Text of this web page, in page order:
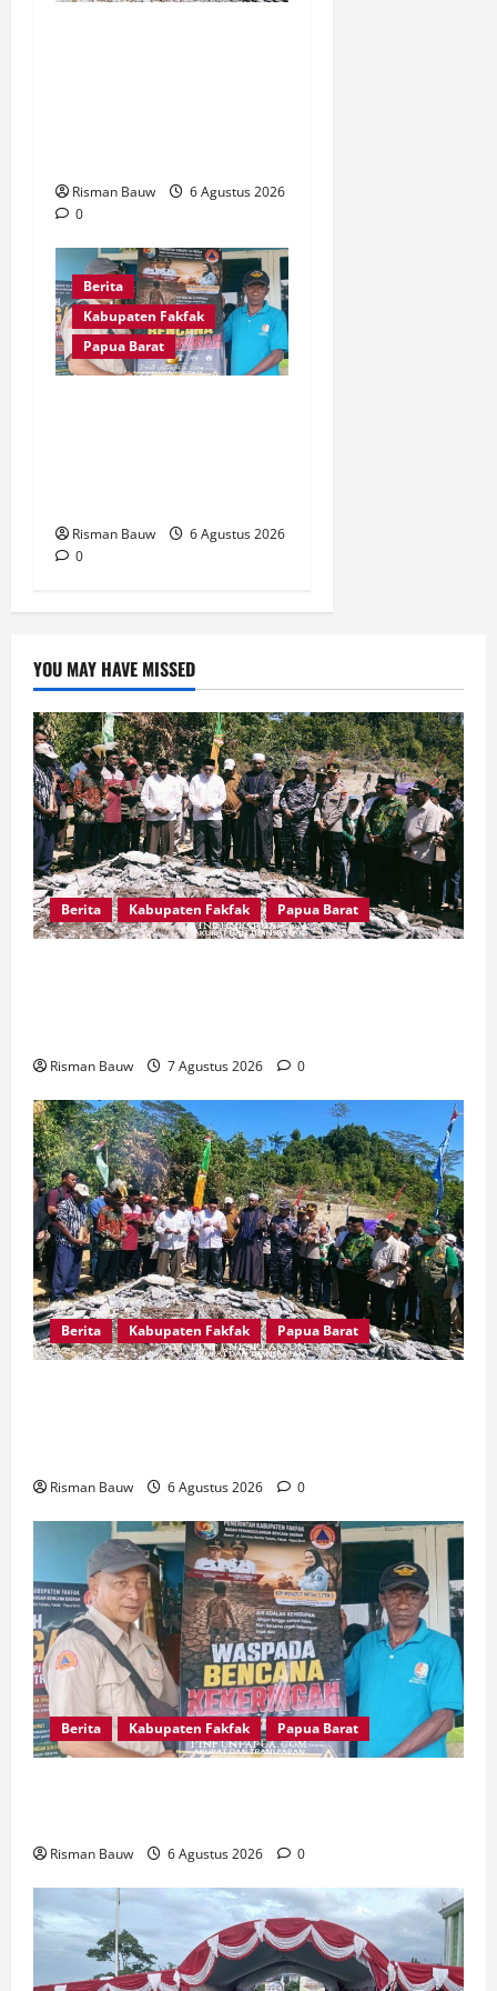
Risman Bauw
6 Agustus 2026
0
Berita
Kabupaten Fakfak
Papua Barat
Risman Bauw
6 Agustus 2026
0
YOU MAY HAVE MISSED
Berita Kabupaten Fakfak Papua Barat
Risman Bauw 7 Agustus 2026 0
Berita Kabupaten Fakfak Papua Barat
Risman Bauw 6 Agustus 2026 0
Berita Kabupaten Fakfak Papua Barat
Risman Bauw 6 Agustus 2026 0